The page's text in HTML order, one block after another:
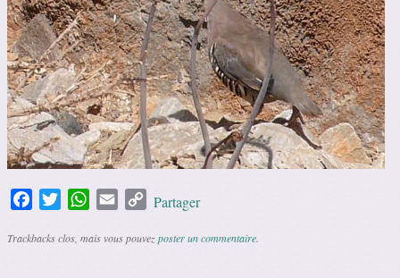
FacebookTwitterWhatsApp
Email Copy
Partager
Trackbacks clos, mais vous pouvezposter un commentaire.